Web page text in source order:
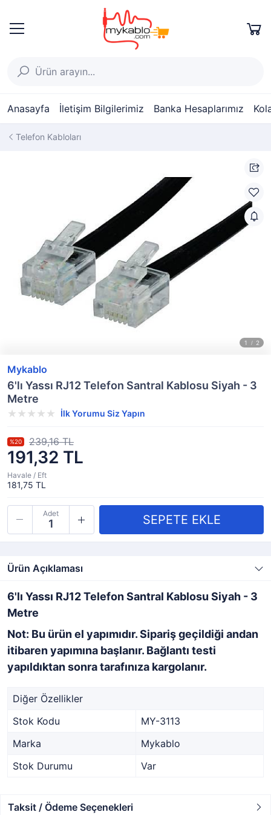
Anasayfa İletişim Bilgilerimiz Banka Hesaplarımız
Telefon Kabloları
Mykablo
6'lı Yassı RJ12 Telefon Santral Kablosu Siyah - 3
Metre
İlk Yorumu Siz Yapın
191,32 TL
%20 239,16 TL
Havale / Eft
181,75 TL
Adet
Ürün Açıklaması
6'lı Yassı RJ12 Telefon Santral Kablosu Siyah - 3
Metre
Not: Bu ürün el yapımıdır. Sipariş geçildiği andan
itibaren yapımına başlanır. Bağlantı testi
yapıldıktan sonra tarafınıza kargolanır.
Diğer Özellikler
Stok Kodu
MY-3113
Marka
Mykablo
Stok Durumu
Var
Taksit / Ödeme Seçenekleri